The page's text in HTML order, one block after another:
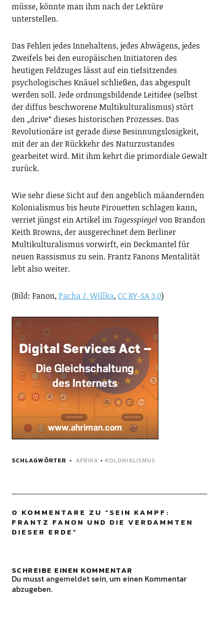
müsse, könnte man ihm nach der Lektüre
unterstellen.
Das Fehlen jedes Innehaltens, jedes Abwägens, jedes
Zweifels bei den europäischen Initiatoren des
heutigen Feldzuges lässt auf ein tiefsitzendes
psychologisches Knäuel schließen, das abgespult
werden soll. Jede ordnungsbildende Leitidee (selbst
der diffus beschworene Multikulturalismus) stört
den „drive“ dieses historischen Prozesses. Das
Revolutionäre ist gerade diese Besinnungslosigkeit,
mit der an der Rückkehr des Naturzustandes
gearbeitet wird. Mit ihm kehrt die primordiale Gewalt
zurück.
Wie sehr diese Sicht auf den angeblich mäandernden
Kolonialismus bis heute Pirouetten schlagen kann,
verriet jüngst ein Artikel imTagesspiegel von Brandon
Keith Browns, der ausgerechnet dem Berliner
Multikulturalismus vorwirft, ein Deckmantel für
neuen Rassismus zu sein. Frantz Fanons Mentalität
lebt also weiter.
(Bild: Fanon, Pacha J. Willka, CC BY-SA 3.0)
SCHLAGWÖRTER AFRIKA • KOLONIALISMUS
0 KOMMENTARE ZU “SEIN KAMPF:
FRANTZ FANON UND DIE VERDAMMTEN
DIESER ERDE”
SCHREIBE EINEN KOMMENTAR
Du musst angemeldetsein, um einen Kommentar
abzugeben.